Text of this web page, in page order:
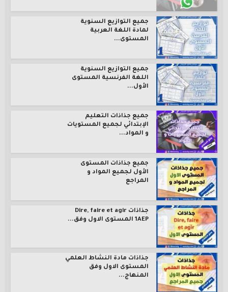
جميع التوازيع السنوية
لمادة اللغة العربية
المستوى...
جميع التوازيع السنوية
اللغة الفرنسية المستوى
الأول...
جميع جذاذات التعليم
الإبتدائي لجميع المستويات
و المواد...
جميع جذاذات المستوى
الأول لجميع المواد و
المراجع
جذاذات Dire, faire et agir
1AEP المستوى الاول وفق...
جذاذات مادة النشاط العلمي
المستوى الاول وفق
المنهاج...